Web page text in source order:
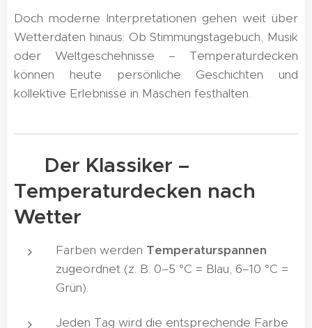
Doch moderne Interpretationen gehen weit über
Wetterdaten hinaus: Ob Stimmungstagebuch, Musik
oder Weltgeschehnisse – Temperaturdecken
können heute persönliche Geschichten und
kollektive Erlebnisse in Maschen festhalten.
🌦️ Der Klassiker –
Temperaturdecken nach
Wetter
Farben werden Temperaturspannen
zugeordnet (z. B. 0–5 °C = Blau, 6–10 °C =
Grün).
Jeden Tag wird die entsprechende Farbe